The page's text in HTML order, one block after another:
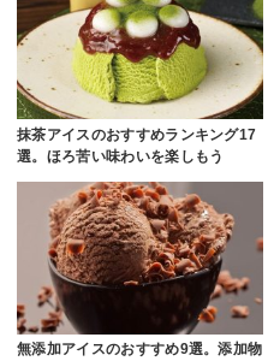
抹茶アイスのおすすめランキング17
選。ほろ苦い味わいを楽しもう
無添加アイスのおすすめ9選。添加物